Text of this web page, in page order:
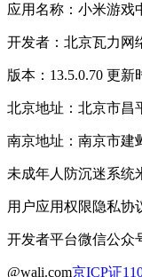
应用名称：小米游戏
开发者：北京瓦力网
版本：13.5.0.70 更新
北京地址：北京市昌
南京地址：南京市建
未成年人防沉迷系统
用户应用权限隐私协
开发者平台微信公众
@wali.com京ICP证